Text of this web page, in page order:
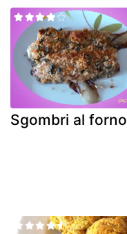
Sgombri al forno